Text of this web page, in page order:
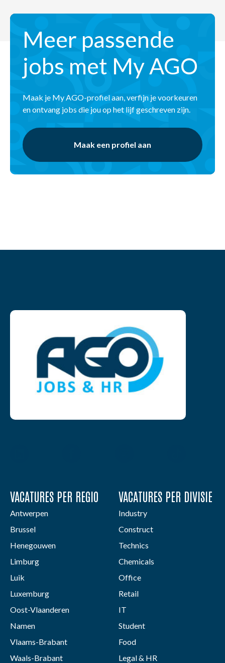
Meer passende
jobs met My AGO
Maak je My AGO-profiel aan, verfijn je voorkeuren
en ontvang jobs die jou op het lijf geschreven zijn.
Maak een profiel aan
VACATURES PER REGIO
Antwerpen
Brussel
Henegouwen
Limburg
Luik
Luxemburg
Oost-Vlaanderen
Namen
Vlaams-Brabant
Waals-Brabant
VACATURES PER DIVISIE
Industry
Construct
Technics
Chemicals
Office
Retail
IT
Student
Food
Legal & HR